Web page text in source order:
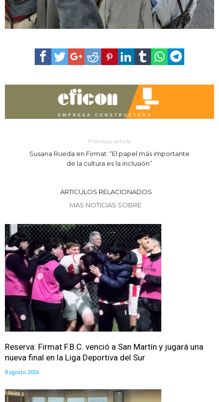
Previous article
Susana Rueda en Firmat: “El papel más importante
de la cultura es la inclusión”
ARTICULOS RELACIONADOS
MAS NOTICIAS SOBRE
Reserva: Firmat F.B.C. venció a San Martín y jugará una
nueva final en la Liga Deportiva del Sur
8 agosto, 2026